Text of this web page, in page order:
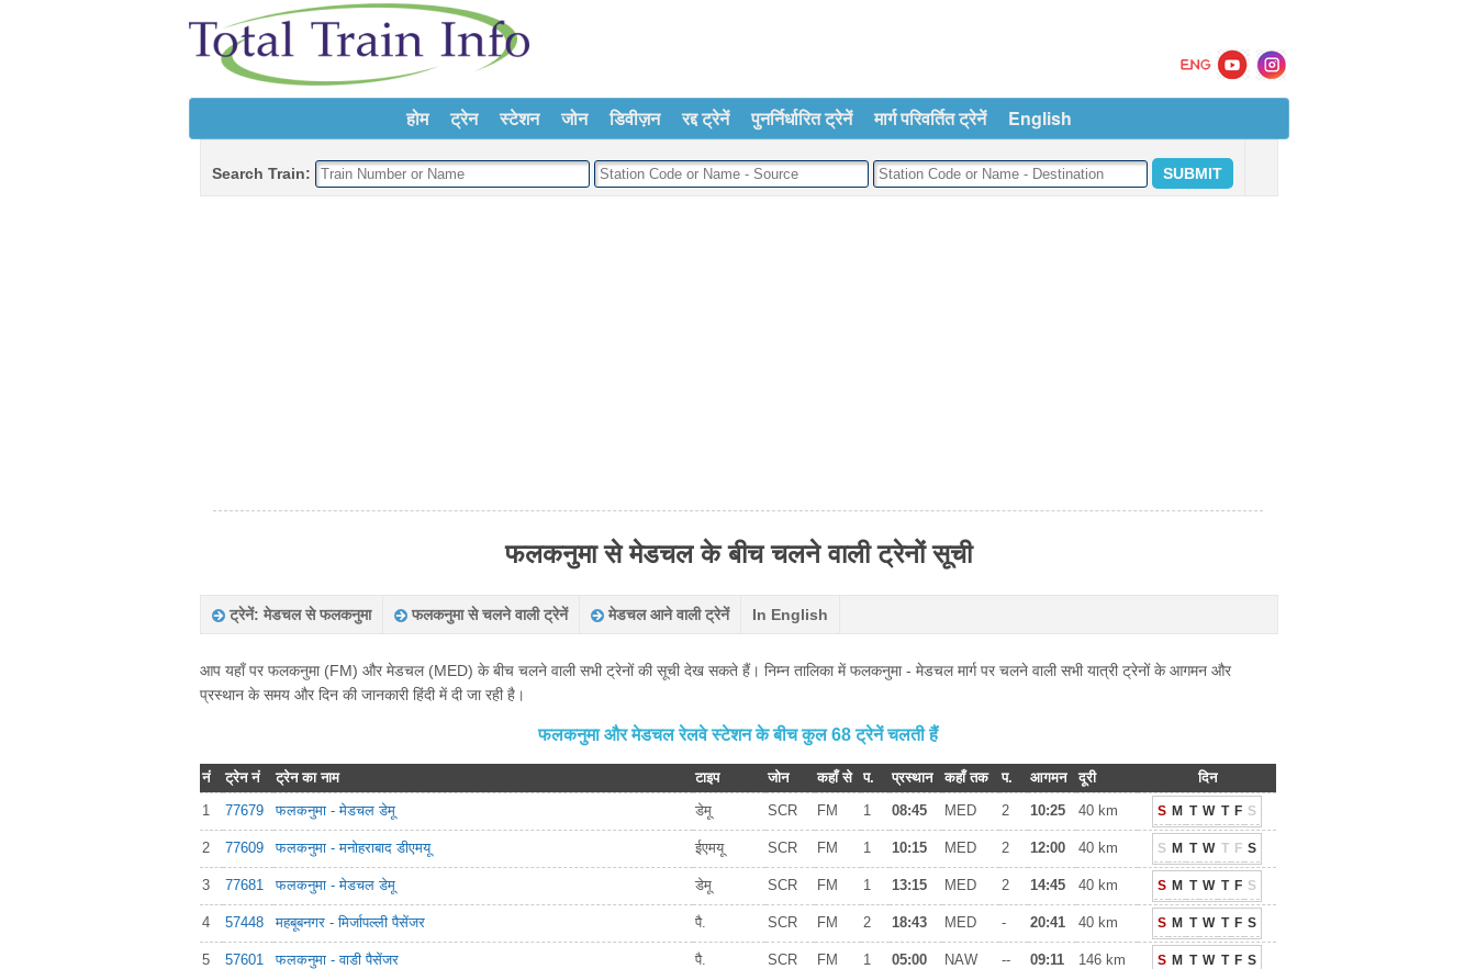
होम ट्रेन स्टेशन जोन डिवीज़न रद्द ट्रेनें पुनर्निर्धारित ट्रेनें मार्ग परिवर्तित ट्रेनें English
Search Train:
फलकनुमा से मेडचल के बीच चलने वाली ट्रेनों सूची
ट्रेनें: मेडचल से फलकनुमा फलकनुमा से चलने वाली ट्रेनें मेडचल आने वाली ट्रेनें In English
आप यहाँ पर फलकनुमा (FM) और मेडचल (MED) के बीच चलने वाली सभी ट्रेनों की सूची देख सकते हैं। निम्न तालिका में फलकनुमा - मेडचल मार्ग पर चलने वाली सभी यात्री ट्रेनों के आगमन और
प्रस्थान के समय और दिन की जानकारी हिंदी में दी जा रही है।
फलकनुमा और मेडचल रेलवे स्टेशन के बीच कुल 68 ट्रेनें चलती हैं
नं ट्रेन नं ट्रेन का नाम टाइप जोन कहाँ से प. प्रस्थान कहाँ तक प. आगमन दूरी
दिन
1
77679 फलकनुमा - मेडचल डेमू डेमू SCR FM 1 08:45 MED 2 10:25 40 km S M T W T F S
2 77609 फलकनुमा - मनोहराबाद डीएमयू ईएमयू SCR FM 1 10:15 MED 2 12:00 40 km S M T W T F S
3 77681 फलकनुमा - मेडचल डेमू डेमू SCR FM 1 13:15 MED 2 14:45 40 km S M T W T F S
4 57448 महबूबनगर - मिर्जापल्ली पैसेंजर पै. SCR FM 2 18:43 MED - 20:41 40 km S M T W T F S
5 57601 फलकनुमा - वाडी पैसेंजर पै. SCR FM 1 05:00 NAW -- 09:11 146 km S M T W T F S